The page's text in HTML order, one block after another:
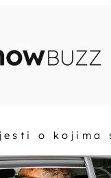
o kojima